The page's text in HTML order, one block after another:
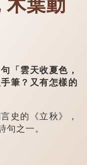
木葉動
雲天收夏色，
筆？又有怎樣的
的《立秋》，
句之一。